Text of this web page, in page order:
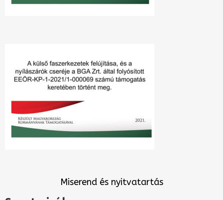
Miserend és nyitvatartás